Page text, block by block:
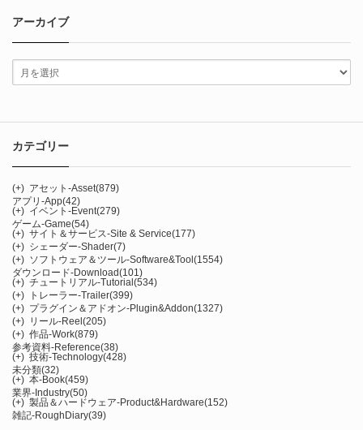
アーカイブ
カテゴリー
(+) アセット-Asset(879)
アプリ-App(42)
(+) イベント-Event(279)
ゲーム-Game(54)
(+) サイト＆サービス-Site & Service(177)
(+) シェーダー-Shader(7)
(+) ソフトウェア＆ツール-Software&Tool (1554)
ダウンロード-Download(101)
(+) チュートリアル-Tutorial (534)
(+)
トレーラー-Trailer(399)
(+) プラグイン＆アドオン-Plugin&Addon(1327)
(+) リール-Reel (205)
(+) 作品-Work(879)
参考資料-Reference(38)
(+) 技術-Technology(428)
未分類(32)
(+) 本-Book(459)
業界-Industry(50)
(+) 製品＆ハードウェア-Product&Hardware(152)
雑記-RoughDiary(39)